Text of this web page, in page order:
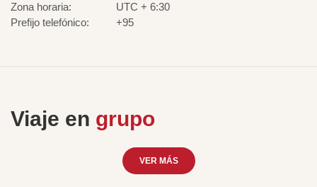
Zona horaria:
UTC + 6:30
Prefijo telefónico:
+95
Viaje en grupo
VER MÁS